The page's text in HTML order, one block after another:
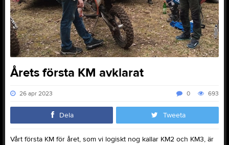
Årets första KM avklarat
26 apr 2023 693
0
Dela Tweeta
Vårt första KM för året, som vi logiskt nog kallar KM2 och KM3, är